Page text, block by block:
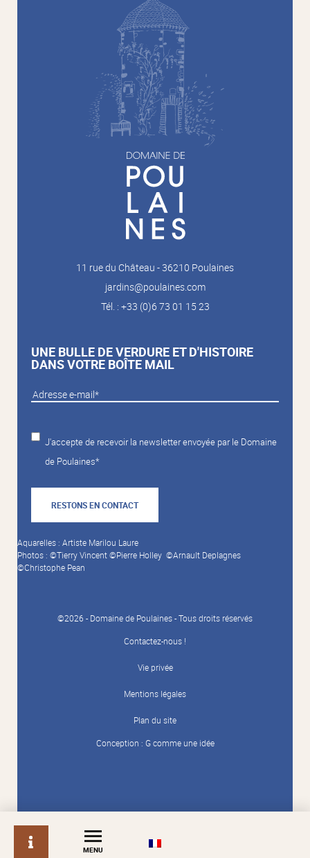
info
MENU
11 rue du Château - 36210 Poulaines
jardins@poulaines.com
Tél. : +33 (0)6 73 01 15 23
UNE BULLE DE VERDURE ET D'HISTOIRE
DANS VOTRE BOÎTE MAIL
J'accepte de recevoir la newsletter envoyée par le Domaine
de Poulaines*
RESTONS EN CONTACT
Aquarelles : Artiste Marilou Laure
Photos : ©Tierry Vincent ©Pierre Holley ©Arnault Deplagnes
©Christophe Pean
©2026 - Domaine de Poulaines - Tous droits réservés
Contactez-nous !
Vie privée
Mentions légales
Plan du site
Conception : G comme une idée